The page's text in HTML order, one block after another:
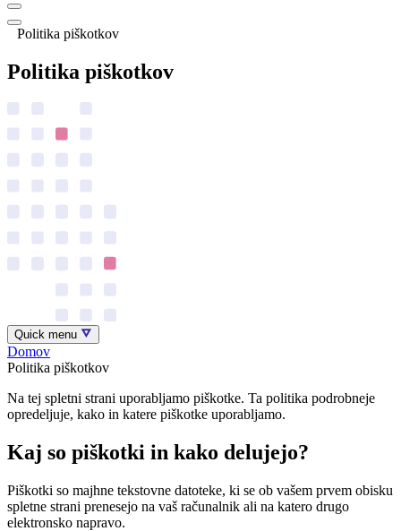
Politika piškotkov
Politika piškotkov
Quick menu
Domov
Politika piškotkov
Na tej spletni strani uporabljamo piškotke. Ta politika podrobneje
opredeljuje, kako in katere piškotke uporabljamo.
Kaj so piškotki in kako delujejo?
Piškotki so majhne tekstovne datoteke, ki se ob vašem prvem obisku
spletne strani prenesejo na vaš računalnik ali na katero drugo
elektronsko napravo.